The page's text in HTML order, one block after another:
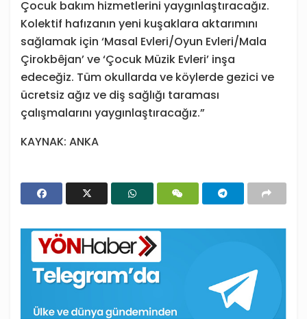
Çocuk bakım hizmetlerini yaygınlaştıracağız.
Kolektif hafızanın yeni kuşaklara aktarımını
sağlamak için ‘Masal Evleri/Oyun Evleri/Mala
Çirokbêjan’ ve ‘Çocuk Müzik Evleri’ inşa
edeceğiz. Tüm okullarda ve köylerde gezici ve
ücretsiz ağız ve diş sağlığı taraması
çalışmalarını yaygınlaştıracağız.”
KAYNAK: ANKA